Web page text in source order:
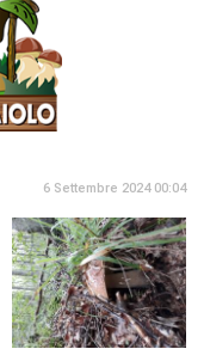
6 Settembre 2024 00:04